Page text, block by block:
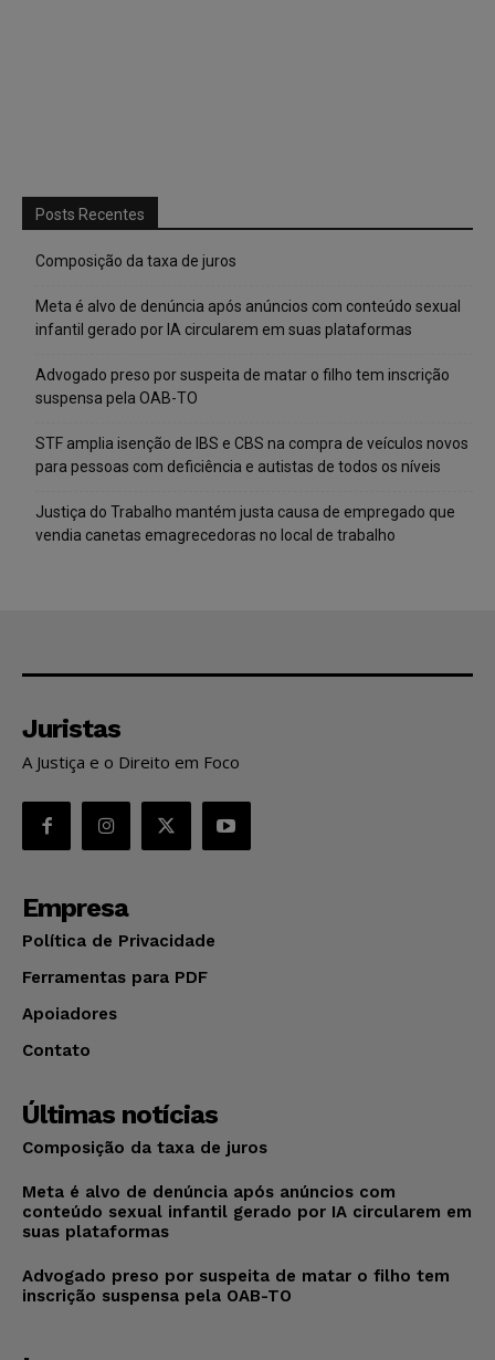
Posts Recentes
Composição da taxa de juros
Meta é alvo de denúncia após anúncios com conteúdo sexual
infantil gerado por IA circularem em suas plataformas
Advogado preso por suspeita de matar o filho tem inscrição
suspensa pela OAB-TO
STF amplia isenção de IBS e CBS na compra de veículos novos
para pessoas com deficiência e autistas de todos os níveis
Justiça do Trabalho mantém justa causa de empregado que
vendia canetas emagrecedoras no local de trabalho
Juristas
A Justiça e o Direito em Foco
Empresa
Política de Privacidade
Ferramentas para PDF
Apoiadores
Contato
Últimas notícias
Composição da taxa de juros
Meta é alvo de denúncia após anúncios com
conteúdo sexual infantil gerado por IA circularem em
suas plataformas
Advogado preso por suspeita de matar o filho tem
inscrição suspensa pela OAB-TO